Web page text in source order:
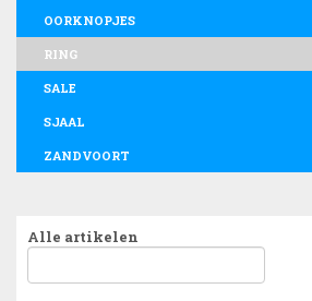
OORKNOPJES
RING
SALE
SJAAL
ZANDVOORT
Alle artikelen